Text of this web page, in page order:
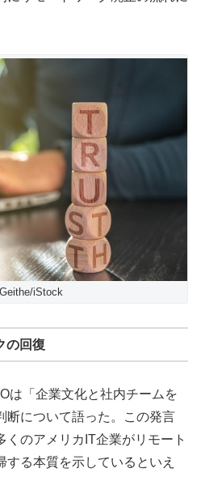
iStock
の回復
は「企業文化と社内チームを
断について語った。この発言
くのアメリカIT企業がリモート
する本質を示しているといえ